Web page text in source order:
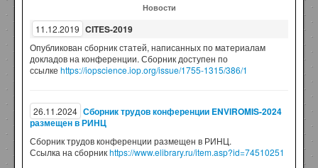
Новости
11.12.2019 CITES-2019
Опубликован сборник статей, написанных по материалам
докладов на конференции. Сборник доступен по
ссылке https://iopscience.iop.org/issue/1755-1315/386/1
26.11.2024 Сборник трудов конференции ENVIROMIS-2024
размещен в РИНЦ
Сборник трудов конференции размещен в РИНЦ.
Ссылка на сборникhttps://www.elibrary.ru/item.asp?id=74510251